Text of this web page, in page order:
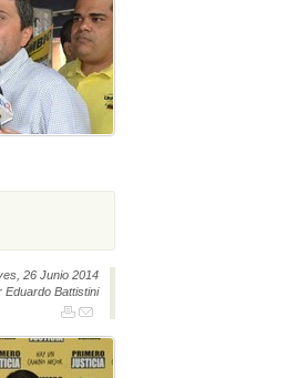
26 Junio 2014
Eduardo Battistini